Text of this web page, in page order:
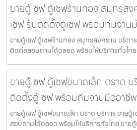
ขายตู้เซฟ ตู้เซฟร้านทอง สมุทรส
เซฟ รับติดตั้งตู้เซฟ พร้อมทีมงาน
ขายตู้เซฟ ตู้เซฟร้านทอง สมุทรสงคราม บริก
ติดต่อสอบถามได้ตลอด พร้อมให้บริการทั่วไทย
ขายตู้เซฟ ตู้เซฟขนาดเล็ก ตราด
ติดตั้งตู้เซฟ พร้อมทีมงานมืออาชี
ขายตู้เซฟ ตู้เซฟขนาดเล็ก ตราด บริการ ขาย
สอบถามได้ตลอด พร้อมให้บริการทั่วไทย ขายตู้